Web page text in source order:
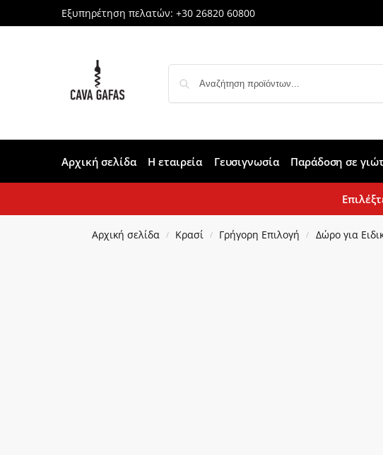
Εξυπηρέτηση πελατών: +30 26820 60800
Αρχική σελίδα Η εταιρεία Γευσιγνωσία Παράδοση σε
Αρχική σελίδα / Κρασί / Γρήγορη Επιλογή / Δώρο για